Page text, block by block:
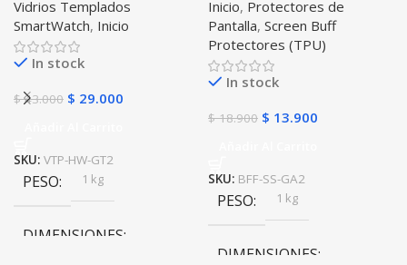
Huawei Gt2 46mm X2
Unidades
Vidrios Templados
SmartWatch, Inicio
In stock
$43.000 $ 29.000
SKU: VTP-HW-GT2
PESO 1 kg
DIMENSIONES
Samsung Galaxy Watch
Active 2
Inicio, Protectores de
Pantalla, Screen Buff
Protectores (TPU)
In stock
$18.900 $ 13.900
SKU: BFF-SS-GA2
PESO 1 kg
DIMENSIONES